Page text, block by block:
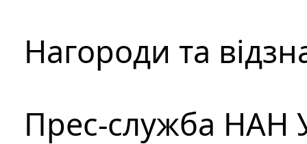
Нагороди та
Прес-служба НАН